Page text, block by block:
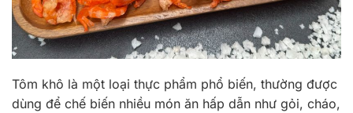
Tôm khô là một loại thực phẩm phổ biến, thường được
dùng để chế biến nhiều món ăn hấp dẫn như gỏi, cháo,